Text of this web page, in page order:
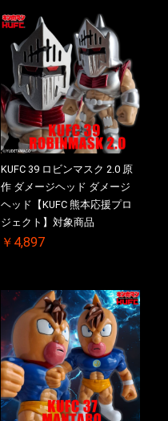
カートへ進む
KUFC 39 ロビンマスク 2.0 原
作 ダメージヘッド ダメージ
ヘッド【KUFC 熊本応援プロ
ジェクト】対象商品
￥4,897